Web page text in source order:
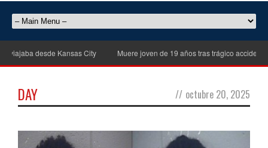
desde Kansas City Muere joven de 19 años tras trágico accidente
DAY // octubre 20, 2025